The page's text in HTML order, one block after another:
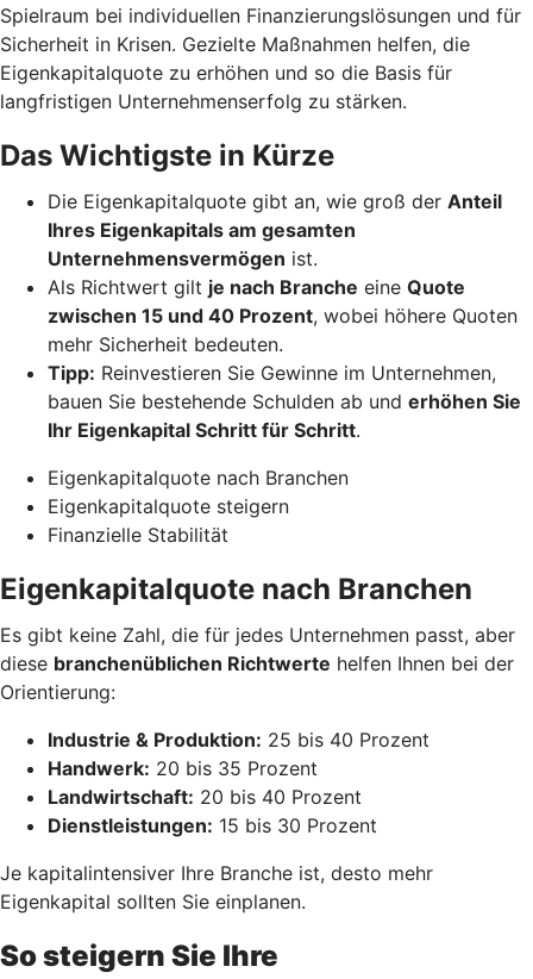
Spielraum bei individuellen Finanzierungslösungen und für
Sicherheit in Krisen. Gezielte Maßnahmen helfen, die
Eigenkapitalquote zu erhöhen und so die Basis für
langfristigen Unternehmenserfolg zu stärken.
Das Wichtigste in Kürze
Die Eigenkapitalquote gibt an, wie groß der Anteil
Ihres Eigenkapitals am gesamten
Unternehmensvermögen ist.
Als Richtwert gilt je nach Branche eine Quote
zwischen 15 und 40 Prozent, wobei höhere Quoten
mehr Sicherheit bedeuten.
Tipp: Reinvestieren Sie Gewinne im Unternehmen,
bauen Sie bestehende Schulden ab und erhöhen Sie
Ihr Eigenkapital Schritt für Schritt.
Eigenkapitalquote nach Branchen
Eigenkapitalquote steigern
Finanzielle Stabilität
Eigenkapitalquote nach Branchen
Es gibt keine Zahl, die für jedes Unternehmen passt, aber
diese branchenüblichen Richtwerte helfen Ihnen bei der
Orientierung:
Industrie & Produktion: 25 bis 40 Prozent
Handwerk: 20 bis 35 Prozent
Landwirtschaft: 20 bis 40 Prozent
Dienstleistungen: 15 bis 30 Prozent
Je kapitalintensiver Ihre Branche ist, desto mehr
Eigenkapital sollten Sie einplanen.
So steigern Sie Ihre